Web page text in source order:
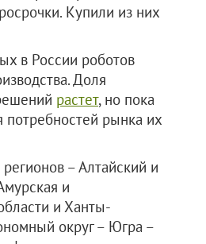
Купили из них
в России роботов
Доля
растет, но пока
потребностей рынка их
– Алтайский и
и
и Ханты-
округ – Югра –